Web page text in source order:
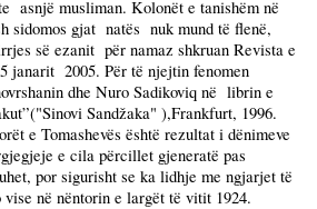
asnjë musliman. Kolonët e tanishëm në
sidomos gjat natës nuk mund të flenë,
së ezanit për namaz shkruan Revista e
janarit 2005. Për të njejtin fenomen
dhe Nuro Sadikoviq në librin e
Sandžaka" ),Frankfurt, 1996.
e Tomashevës është rezultat i dënimeve
e cila përcillet gjeneratë pas
por sigurisht se ka lidhje me ngjarjet të
në nëntorin e largët të vitit 1924.